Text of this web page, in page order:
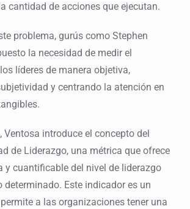
cantidad de acciones que ejecutan.
problema, gurús como Stephen
la necesidad de medir el
líderes de manera objetiva,
y centrando la atención en
Ventosa introduce el concepto del
de Liderazgo, una métrica que ofrece
y cuantificable del nivel de liderazgo
determinado. Este indicador es un
a las organizaciones tener una